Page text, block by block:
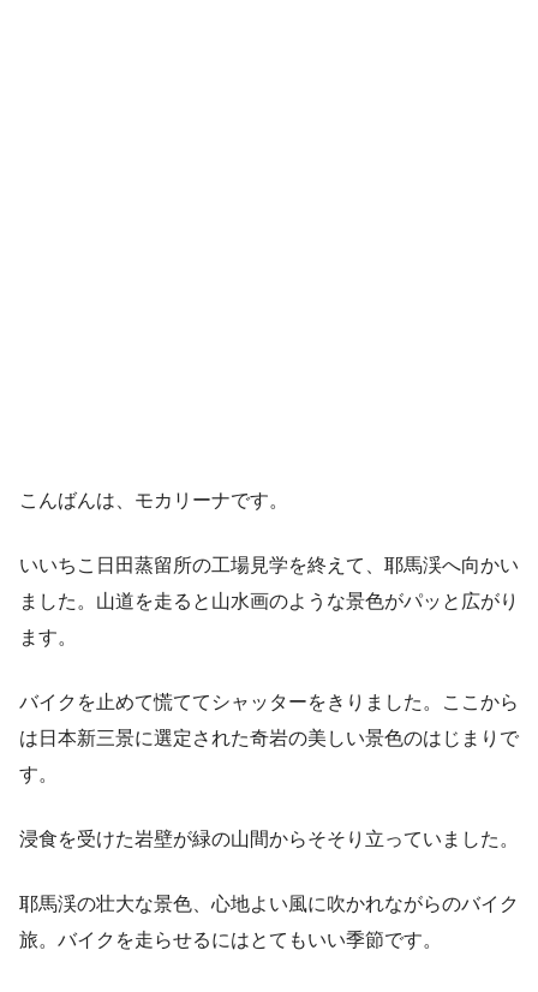
こんばんは、モカリーナです。
いいちこ日田蒸留所の工場見学を終えて、耶馬渓へ向かい
ました。山道を走ると山水画のような景色がパッと広がり
ます。
バイクを止めて慌ててシャッターをきりました。ここから
は日本新三景に選定された奇岩の美しい景色のはじまりで
す。
浸食を受けた岩壁が緑の山間からそそり立っていました。
耶馬渓の壮大な景色、心地よい風に吹かれながらのバイク
旅。バイクを走らせるにはとてもいい季節です。